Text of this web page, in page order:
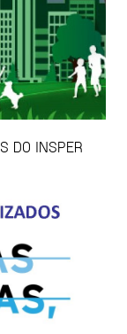
DO INSPER